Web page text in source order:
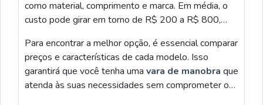
registro inspeções periódicas e substituo peças
danificadas para garantir desempenho e segurança
contínuos.
QUE ACESSÓRIOS E COMPLEMENTOS EU POSSO
USAR COM MINHA VARA DE MANOBRA
TELESCÓPICA 7 ELEMENTOS?
como material, comprimento e marca. Em média, o
custo pode girar em torno de R$ 200 a R$ 800,
técnicas.
Para encontrar a melhor opção, é essencial comparar
preços e características de cada modelo. Isso
garantirá que você tenha uma vara de manobra que
atenda às suas necessidades sem comprometer o